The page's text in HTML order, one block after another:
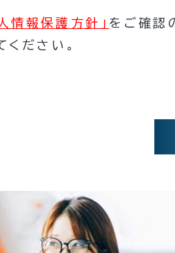
人情報保護方針」 をご確認
ください。